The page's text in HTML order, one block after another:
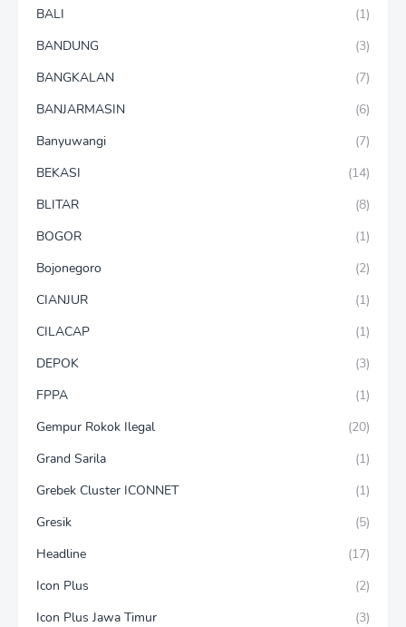
BALI
(1)
BANDUNG
(3)
BANGKALAN
(7)
BANJARMASIN
(6)
Banyuwangi
(7)
BEKASI
(14)
BLITAR
(8)
BOGOR
(1)
Bojonegoro
(2)
CIANJUR
(1)
CILACAP
(1)
DEPOK
(3)
FPPA
(1)
Gempur Rokok Ilegal
(20)
Grand Sarila
(1)
Grebek Cluster ICONNET
(1)
Gresik
(5)
Headline
(17)
Icon Plus
(2)
Icon Plus Jawa Timur
(3)